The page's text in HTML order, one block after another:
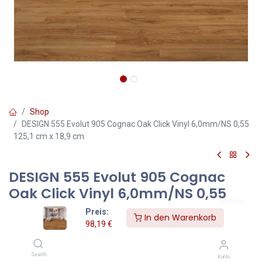
Preis:
98,19 €
In den Warenkorb
Search Konto
Shop
DESIGN 555 Evolut 905 Cognac Oak Click Vinyl 6,0mm/NS 0,55
125,1 cm x 18,9 cm
DESIGN 555 Evolut 905 Cognac
Oak Click Vinyl 6,0mm/NS 0,55
125,1 cm x 18,9 cm
Cognac Oak – Click-Vinylboden 6,0 mm in warmer Eichenoptik
Der Cognac Oak Click-Vinylboden kombiniert eine